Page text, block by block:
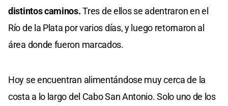
distintos caminos.Tres de ellos se adentraron en el
Río de la Plata por varios días, y luego retornaron al
área donde fueron marcados.
Hoy se encuentran alimentándose muy cerca de la
costa a lo largo del Cabo San Antonio. Solo uno de los